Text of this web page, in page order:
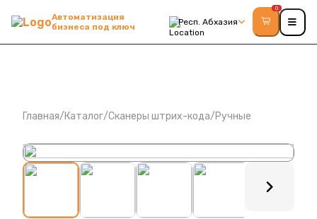
Автоматизация
бизнеса под ключ
Респ. Абхазия
0
Главная/Каталог/Сканеры штрих-кода/Ручные